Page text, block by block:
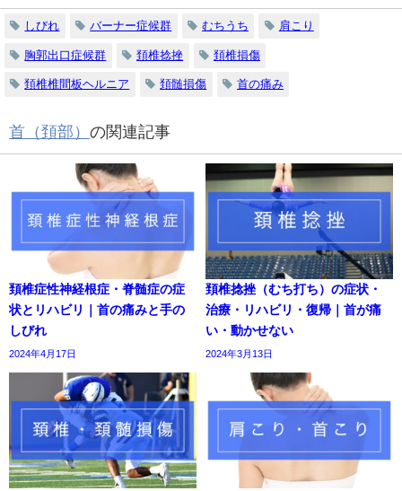
しびれ バーナー症候群 むちうち 肩こり
胸郭出口症候群 頚椎捻挫 頚椎損傷
頚椎椎間板ヘルニア 頚髄損傷 首の痛み
首（頚部） の関連記事
頚椎症性神経根症・脊髄症の症
状とリハビリ｜首の痛みと手の
しびれ
2024年4月17日
頚椎捻挫（むち打ち）の症状・
治療・リハビリ・復帰｜首が痛
い・動かせない
2024年3月13日